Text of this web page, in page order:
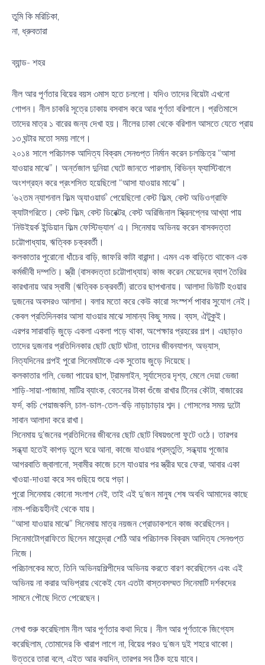
তুমি কি মরিচিকা,
না, ধ্রুবতারা
ব্যান্ড- শহর
নীল আর পূর্ণতার বিয়ের বয়স ৩মাস হতে চললো। যদিও তাদের বিয়েটা এখনো
গোপন। নীল চাকরি সূত্রে ঢাকায় বসবাস করে আর পূর্ণতা বরিশালে। প্রতিমাসে
তাদের মাত্র ১ বারের জন্য দেখা হয়। নীলের ঢাকা থেকে বরিশাল আসতে যেতে প্রায়
১৩ ঘন্টার মতো সময় লাগে।
২০১৪ সালে পরিচালক আদিত্য বিক্রম সেনগুপ্ত নির্মান করেন চলচ্চিত্র “আসা
যাওয়ার মাঝে”। অর্ন্তজাল দুনিয়া ঘেটে জানতে পারলাম, বিভিন্ন ফ্যাস্টিবালে
অংশগ্রহন করে প্রংশসিত হয়েছিলো “আসা যাওয়ার মাঝে”।
‘৬২তম ন্যাশনাল ফিল্ম অ্যাওয়ার্ড’ পেয়েছিলো বেস্ট ফিল্ম, বেস্ট অডিওগ্রাফি
ক্যাটাগরিতে। বেস্ট ফিল্ম, বেস্ট ডিরেক্টর, বেস্ট অরিজিনাল স্ক্রিনপ্লের আখ্যা পায়
‘নিউইয়র্ক ইন্ডিয়ান ফিল্ম ফেস্টিভ্যাল’ এ। সিনেমায় অভিনয় করেন বাসবদত্তা
চট্টোপাধ্যায়, ঋত্বিক চক্রবর্তী।
কলকাতার পুরোনো ধাঁচের বাড়ি, জাফরি কাটা বারান্দা। এমন এক বাড়িতে থাকেন এক
কর্মজীবী দম্পতি। স্ত্রী (বাসবদত্তা চট্টোপাধ্যায়) কাজ করেন মেয়েদের ব্যাগ তৈরির
কারখানায় আর স্বামী (ঋত্বিক চক্রবর্তী) রাতের ছাপখানায়। আলাদা ডিউটি হওয়ার
দুজনের অবসরও আলাদা। বলার মতো করে কেউ কারো সংস্পর্শ পাবার সুযোগ নেই।
কেবল প্রতিদিনকার আসা যাওয়ার মাঝে সামান্য কিছু সময়। ব্যস, ঐটুকুই।
এরপর সারাবাড়ি জুড়ে একলা একলা পড়ে থাকা, অপেক্ষার প্রহরের গল্প। এছাড়াও
তাদের দুজনার প্রতিদিনকার ছোট ছোট ঘটনা, তাদের জীবনযাপন, অভ্যাস,
নিত্যদিনের গল্পই পুরো সিনেমাটাকে এক সুতোয় জুড়ে দিয়েছে।
কলকাতার গলি, ভেজা পায়ের ছাপ, ট্রামলাইন, সূর্যাস্তের দৃশ্য, মেলে দেয়া ভেজা
শাড়ি-সায়া-পাজামা, মাটির ব্যাংক, বেতনের টাকা গুঁজে রাখার টিনের কৌটা, বাজারের
ফর্দ, কচি পেয়াজকলি, চাল-ডাল-তেল-বড়ি নাড়াচাড়ার শব্দ। গোসলের সময় দুটো
সাবান আলাদা করে রাখা।
সিনেমায় দু’জনের প্রতিদিনের জীবনের ছোট ছোট বিষয়গুলো ফুটে ওঠে। তারপর
সন্ধ্যা হতেই কাপড় তুলে ঘরে আনা, কাজে যাওয়ার প্রস্তুতি, সন্ধ্যায় পূজোর
আগরবাতি জ্বালানো, স্বামীর কাজে চলে যাওয়ার পর স্ত্রীর ঘরে ফেরা, আবার একা
খাওয়া-দাওয়া করে সব গুছিয়ে শুয়ে পড়া।
পুরো সিনেমায় কোনো সংলাপ নেই, তাই এই দু’জন মানুষ শেষ অবধি আমাদের কাছে
নাম-পরিচয়হীনই থেকে যায়।
“আসা যাওয়ার মাঝে” সিনেমায় মাত্র নয়জন প্রোডাকশনে কাজ করেছিলেন।
সিনেমাটোগ্রাফিতে ছিলেন মাহেন্দ্রা শেঠি আর পরিচালক বিক্রম আদিত্য সেনগুপ্ত
নিজে।
পরিচালকের মতে, তিনি অভিনয়শিল্পীদের অভিনয় করতে বারণ করেছিলেন এবং এই
অভিনয় না করার অভিপ্রায় থেকেই যেন এতটা বাস্তবসম্মত সিনেমাটি দর্শকদের
সামনে পৌছে দিতে পেরেছেন।
লেখা শুরু করেছিলাম নীল আর পূর্ণতার কথা দিয়ে। নীল আর পূর্ণতাকে জিগ্যেস
করেছিলাম, তোমাদের কি খারাপ লাগে না, বিয়ের পরও দু’জন দুই শহরে থাকো।
উত্তরে তারা বলে, এইত আর কয়দিন, তারপর সব ঠিক হয়ে যাবে।